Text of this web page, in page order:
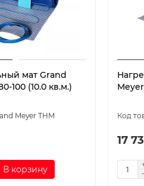
мат Grand
100 (10.0 кв.м.)
Meyer THM
В корзину
Meyer
17